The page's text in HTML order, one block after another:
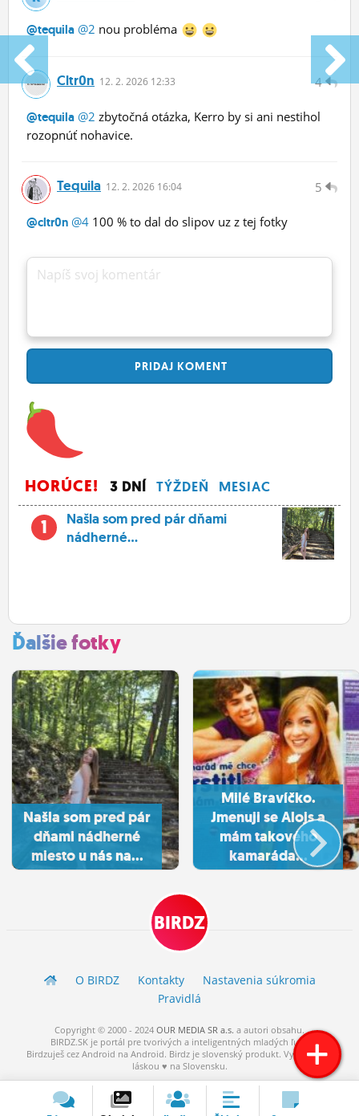
@tequila @2 nou probléma
4
Cltr0n 12. 2. 2026 12:33
@tequila @2 zbytočná otázka, Kerro by si ani nestihol
rozopnúť nohavice.
5
Tequila 12. 2. 2026 16:04
@cltr0n @4 100 % to dal do slipov uz z tej fotky
Napíš svoj komentár
PRIDAJ KOMENT
HORÚCE! 3 DNÍ TÝŽDEŇ MESIAC
1
Našla som pred pár dňami
nádherné...
Ďalšie fotky
Našla som pred pár
dňami nádherné
miesto u nás na...
Milé Bravíčko.
Jmenuji se Alojs a
mám takového
kamaráda...
BIRDZ
O BIRDZ Kontakty
Nastavenia súkromia
Pravidlá
Copyright © 2000 - 2024 OUR MEDIA SR a.s. a autori obsahu.
BIRDZ.SK je portál pre tvorivých a inteligentných mladých ľudí.
Birdzuješ cez Android na Android. Birdz je slovenský produkt. Vytvorené s
láskou ♥ na Slovensku.